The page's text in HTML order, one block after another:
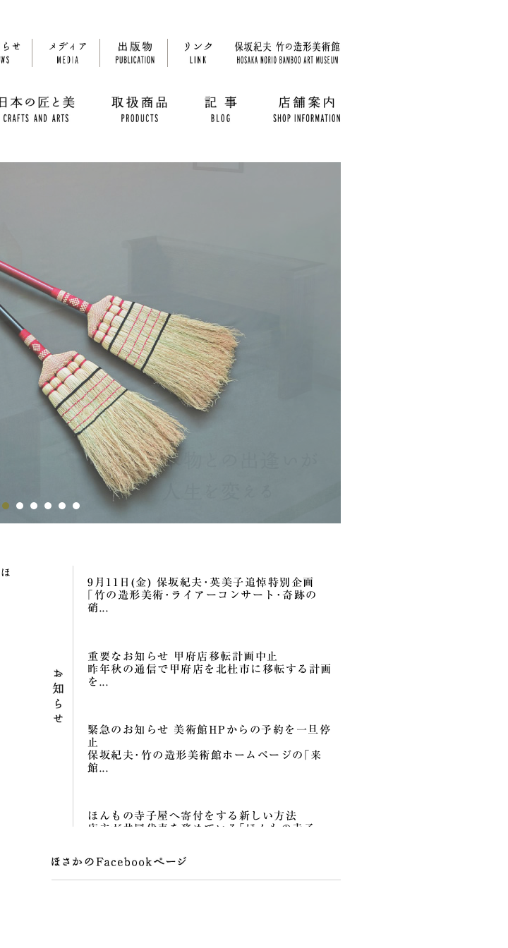
9月11日(金) 保坂紀夫･英美子追悼特別企画
｢竹の造形美術･ライアーコンサート･奇跡の
硝...
重要なお知らせ 甲府店移転計画中止
昨年秋の通信で甲府店を北杜市に移転する計画
を...
緊急のお知らせ 美術館HPからの予約を一旦停
止
保坂紀夫･竹の造形美術館ホームページの｢来
館...
ほんもの寺子屋へ寄付をする新しい方法
店主が共同代表を務めている｢ほんもの寺子